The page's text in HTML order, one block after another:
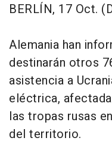
BERLÍN, 17 Oct.
Alemania han
destinarán otros
asistencia a
eléctrica,
las tropas rusas
del territorio.